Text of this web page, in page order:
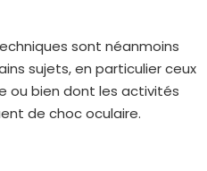
sont néanmoins
sujets, en particulier ceux
ou bien dont les activités
de choc oculaire.